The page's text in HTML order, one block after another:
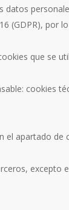
datos
(GDPR),
que se
cookies
el apartado de
excepto